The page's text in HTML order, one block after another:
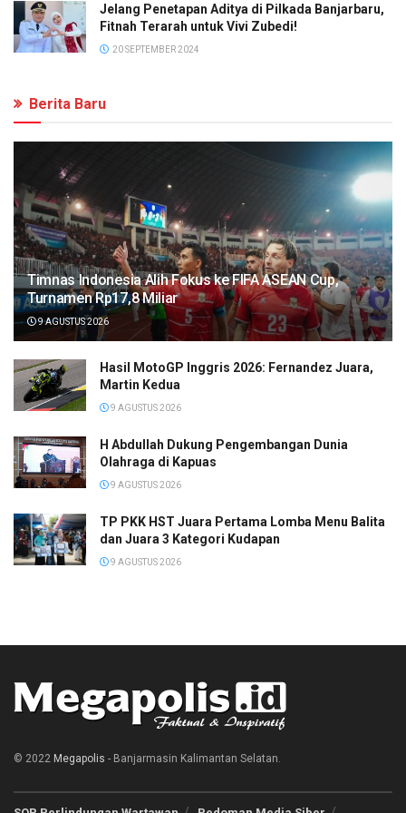
Jelang Penetapan Aditya di Pilkada Banjarbaru,
Fitnah Terarah untuk Vivi Zubedi!
20 SEPTEMBER 2024
Berita Baru
Timnas Indonesia Alih Fokus ke FIFA ASEAN Cup,
Turnamen Rp17,8 Miliar
9 AGUSTUS 2026
Hasil MotoGP Inggris 2026: Fernandez Juara,
Martin Kedua
9 AGUSTUS 2026
H Abdullah Dukung Pengembangan Dunia
Olahraga di Kapuas
9 AGUSTUS 2026
TP PKK HST Juara Pertama Lomba Menu Balita
dan Juara 3 Kategori Kudapan
9 AGUSTUS 2026
© 2022 Megapolis - Banjarmasin Kalimantan Selatan.